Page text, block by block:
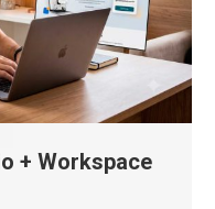
+ Workspace